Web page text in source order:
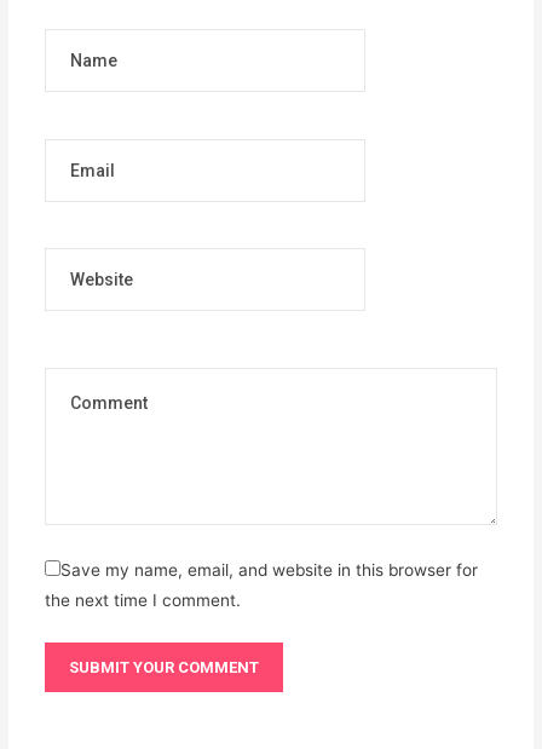
Save my name, email, and website in this browser for
the next time I comment.